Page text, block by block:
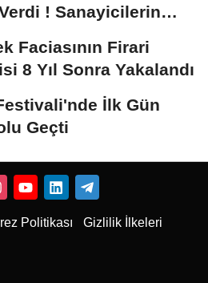
! Sanayicilerin
Faciasının Firari
8 Yıl Sonra Yakalandı
İlk Gün
Geçti
Politikası Gizlilik İlkeleri